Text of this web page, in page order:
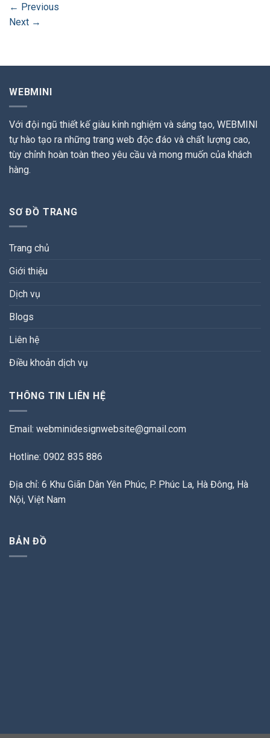
← Previous
Next →
WEBMINI
Với đội ngũ thiết kế giàu kinh nghiệm và sáng tạo, WEBMINI
tự hào tạo ra những trang web độc đáo và chất lượng cao,
tùy chỉnh hoàn toàn theo yêu cầu và mong muốn của khách
hàng.
SƠ ĐỒ TRANG
Trang chủ
Giới thiệu
Dịch vụ
Blogs
Liên hệ
Điều khoản dịch vụ
THÔNG TIN LIÊN HỆ
Email: webminidesignwebsite@gmail.com
Hotline: 0902 835 886
Địa chỉ: 6 Khu Giãn Dân Yên Phúc, P. Phúc La, Hà Đông, Hà
Nội, Việt Nam
BẢN ĐỒ